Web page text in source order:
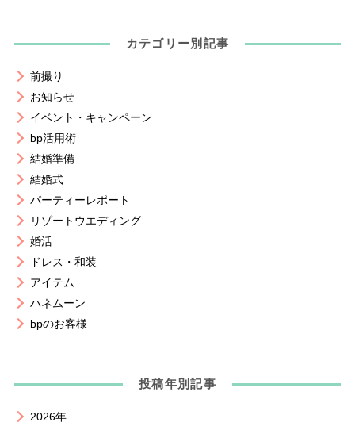
カテゴリー別記事
前撮り
お知らせ
イベント・キャンペーン
bp活用術
結婚準備
結婚式
パーティーレポート
リゾートウエディング
婚活
ドレス・和装
アイテム
ハネムーン
bpのお客様
投稿年別記事
2026年